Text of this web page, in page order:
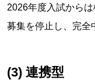
2026年度入試から
募集を停止し、完全
(3) 連携型